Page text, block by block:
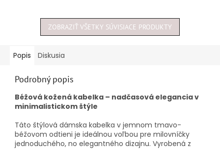
ZOBRAZIŤ VŠETKY SÚVISIACE PRODUKTY
Popis Diskusia
Podrobný popis
Béžová kožená kabelka – nadčasová elegancia v
minimalistickom štýle
Táto štýlová dámska kabelka v jemnom tmavo-
béžovom odtieni je ideálnou voľbou pre milovníčky
jednoduchého, no elegantného dizajnu. Vyrobená z